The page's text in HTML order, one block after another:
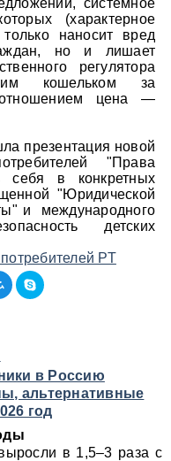
системное
(характерное
наносит вред
но и лишает
регулятора
кошельком за
цена —
презентация новой
"Права
себя в конкретных
"Юридической
и международного
детских
РТ
в Россию
альтернативные
год
в 1,5–3 раза с